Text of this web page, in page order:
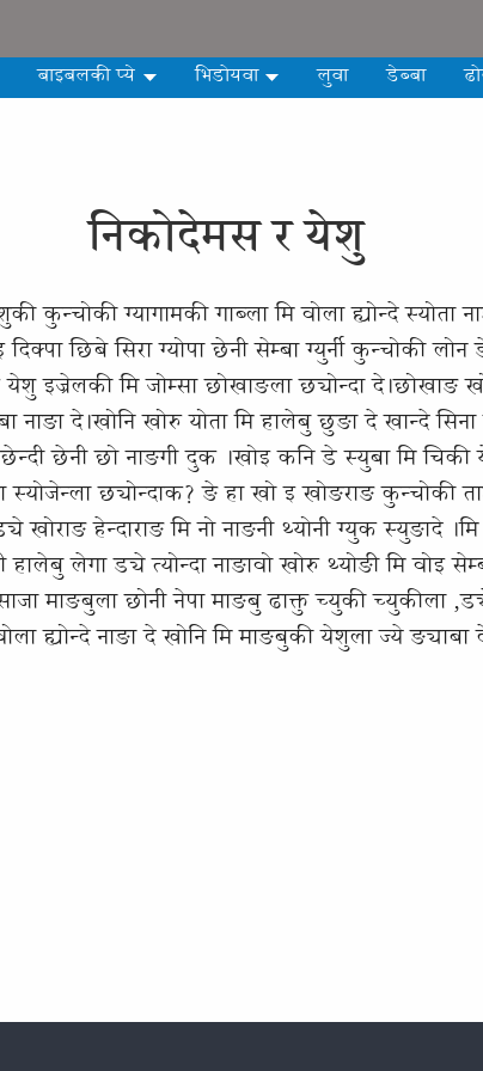
बाइबलकी प्ये भिडोयवा लुवा डेब्बा
निकोदेमस र येशु
कुन्चोकी ग्यागामकी गाब्ला मि वोला ह्योन्दे स्योता
छिबे सिरा ग्योपा छेनी सेम्बा ग्युर्नी कुन्चोकी
येशु इज्रेलकी मि जोम्सा छोखाङला छ्योन्दा
नाङा दे।खोनि खोरु योता मि हालेबु छुङा दे खान्दे
छेनी छो नाङगी दुक ।खोइ कनि डे स्युबा मि चिकी
स्योजेन्ला छ्योन्दाक? ङे हा खो इ खोङराङ कुन्चोकी
हेन्दाराङ मि नो नाङनी थ्योनी ग्युक स्युङादे
हालेबु लेगा ड्ये त्योन्दा नाङावो खोरु थ्योङी मि वोइ
माङबुला छोनी नेपा माङबु ढाक्तु च्युकी च्युकीला
ह्योन्दे नाङा दे खोनि मि माङबुकी येशुला ज्ये ङ्याबा